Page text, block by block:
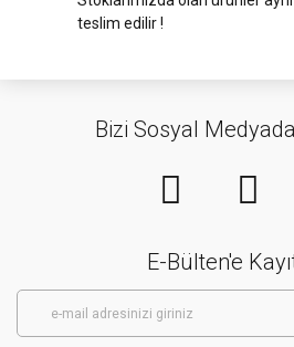
teslim edilir !
Bizi Sosyal
E-Bülten'e